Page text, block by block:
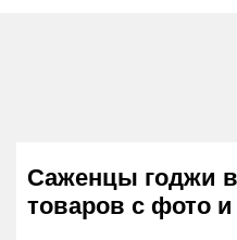
Саженцы годжи в
товаров с фото